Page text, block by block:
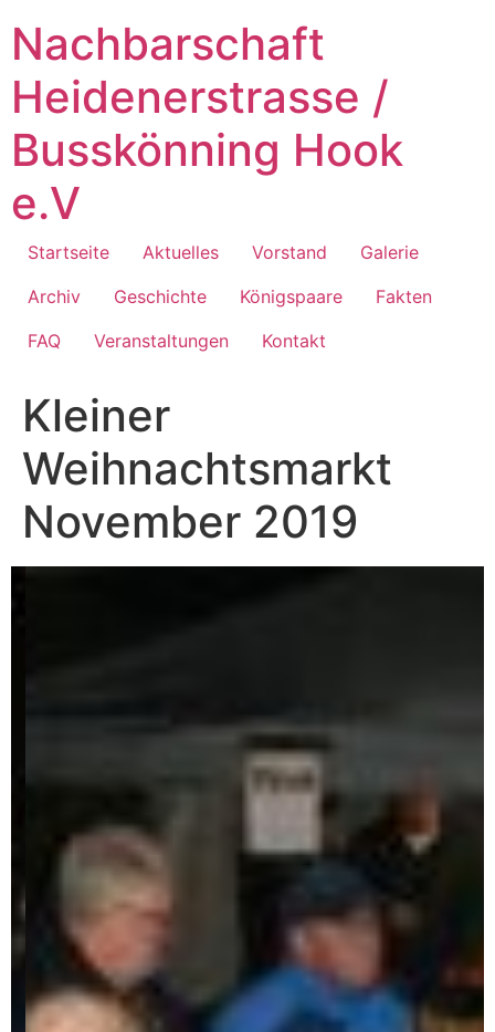
Inhalt
springen
Nachbarschaft
Heidenerstrasse /
Busskönning Hook
e.V
Startseite Aktuelles Vorstand
Galerie
Archiv
Geschichte Königspaare
Fakten
FAQ
Veranstaltungen Kontakt
Kleiner
Weihnachtsmarkt
November 2019